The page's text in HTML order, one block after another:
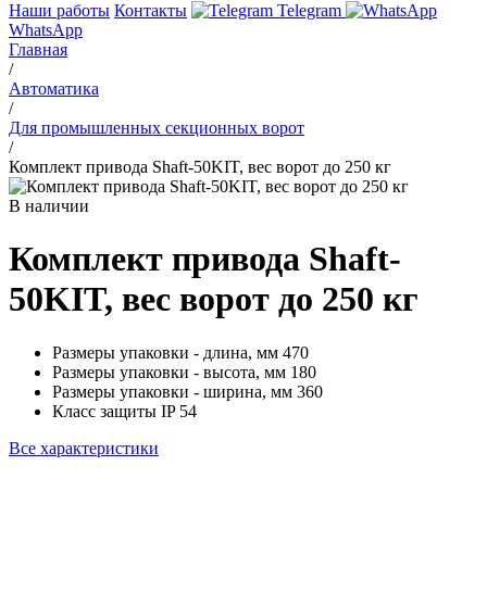
Наши работы Контакты
Telegram
WhatsApp
Главная
/
Автоматика
/
Для промышленных секционных ворот
/
Комплект привода Shaft-50KIT, вес ворот до 250 кг
В наличии
Комплект привода Shaft-
50KIT, вес ворот до 250 кг
Размеры упаковки - длина, мм 470
Размеры упаковки - высота, мм 180
Размеры упаковки - ширина, мм 360
Класс защиты IP 54
Все характеристики